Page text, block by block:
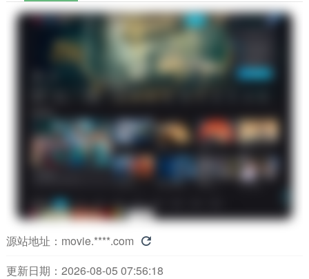
源站地址： movie.****.com 
更新日期：2026-08-05 07:56:18